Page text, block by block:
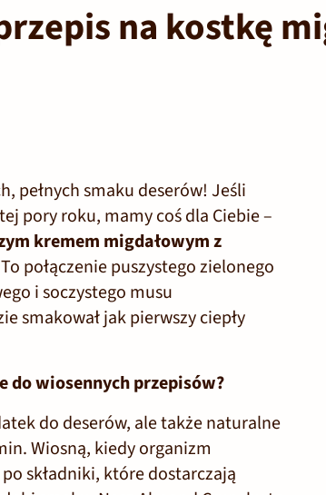
na kostkę
pełnych smaku deserów! Jeśli
pory roku, mamy coś dla Ciebie –
kremem migdałowym z
połączenie puszystego zielonego
i soczystego musu
smakował jak pierwszy ciepły
do wiosennych przepisów?
do deserów, ale także naturalne
Wiosną, kiedy organizm
składniki, które dostarczają